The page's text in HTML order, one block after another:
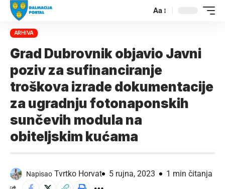
Aa
ARHIVA
Grad Dubrovnik objavio Javni
poziv za sufinanciranje
troškova izrade dokumentacije
za ugradnju fotonaponskih
sunčevih modula na
obiteljskim kućama
Napisao Tvrtko Horvat 5 rujna, 2023 1 min čitanja